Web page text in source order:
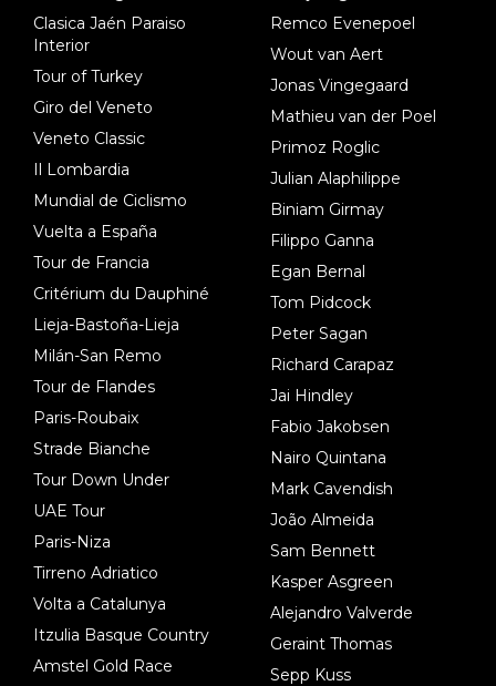
Clasica Jaén Paraiso
Interior
Tour of Turkey
Giro del Veneto
Veneto Classic
Il Lombardia
Mundial de Ciclismo
Vuelta a España
Tour de Francia
Critérium du Dauphiné
Lieja-Bastoña-Lieja
Milán-San Remo
Tour de Flandes
Paris-Roubaix
Strade Bianche
Tour Down Under
UAE Tour
Paris-Niza
Tirreno Adriatico
Volta a Catalunya
Itzulia Basque Country
Amstel Gold Race
Remco Evenepoel
Wout van Aert
Jonas Vingegaard
Mathieu van der Poel
Primoz Roglic
Julian Alaphilippe
Biniam Girmay
Filippo Ganna
Egan Bernal
Tom Pidcock
Peter Sagan
Richard Carapaz
Jai Hindley
Fabio Jakobsen
Nairo Quintana
Mark Cavendish
João Almeida
Sam Bennett
Kasper Asgreen
Alejandro Valverde
Geraint Thomas
Sepp Kuss